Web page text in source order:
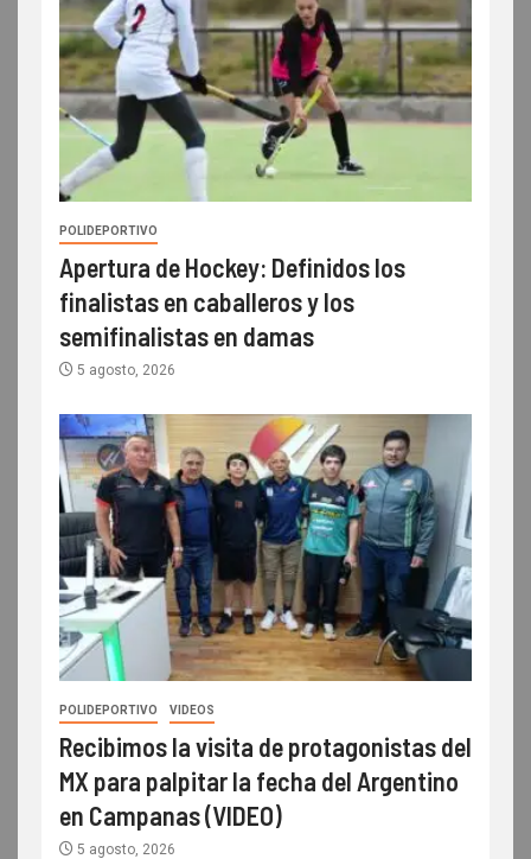
POLIDEPORTIVO
Apertura de Hockey: Definidos los
finalistas en caballeros y los
semifinalistas en damas
5 agosto, 2026
POLIDEPORTIVO VIDEOS
Recibimos la visita de protagonistas del
MX para palpitar la fecha del Argentino
en Campanas (VIDEO)
5 agosto, 2026